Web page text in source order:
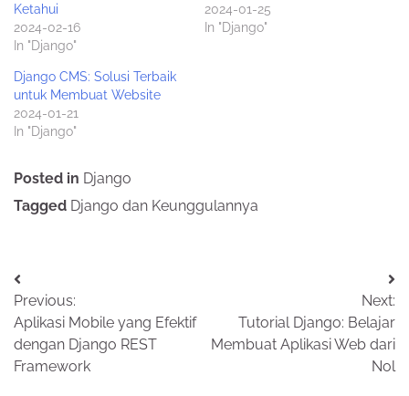
Ketahui
2024-02-16
In "Django"
2024-01-25
In "Django"
Django CMS: Solusi Terbaik
untuk Membuat Website
2024-01-21
In "Django"
Posted in Django
Tagged Django dan Keunggulannya
Post
navigation
Previous:
Aplikasi Mobile yang Efektif
dengan Django REST
Framework
Next:
Tutorial Django: Belajar
Membuat Aplikasi Web dari
Nol